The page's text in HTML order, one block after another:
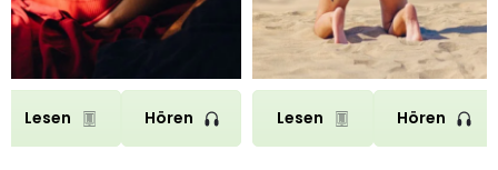
Lesen Hören Lesen Hören